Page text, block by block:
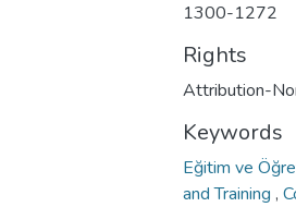
1300-1272
Rights
Attribution-
Keywords
Eğitim ve
and Training ,